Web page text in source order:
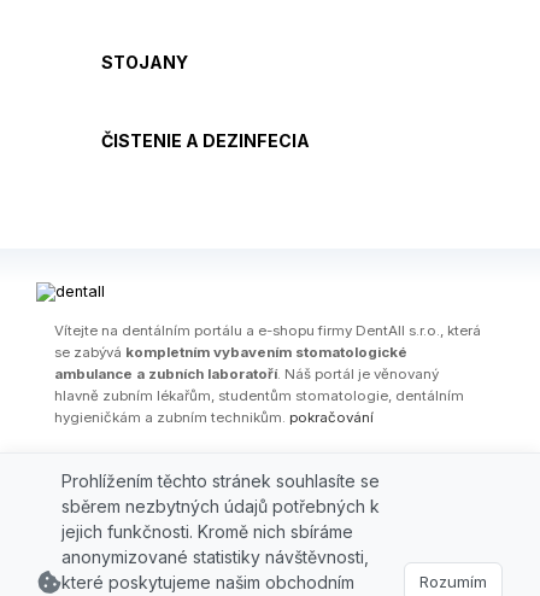
STOJANY
ČISTENIE A DEZINFECIA
Ví­tejte na dentálním portálu a e-shopu firmy DentAll s.r.o., která
se zabývá kompletním vybavením stomatologické
ambulance a zubních laboratoří. Náš portál je věnovaný
hlavně zubním lékařům, studentům stomatologie, dentálním
hygieničkám a zubním technikům. pokračování
LETÁKY|ŠKOLENÍ / WEBINÁŘE | ODBORNÉ ČLÁNKY
VÝPRODEJ
© 2026 DENTALL, spol. s r.o., Grafická 827/16, 15000 Praha 5,
e-mail:obchod@dentall.cz
Tel.: +420 2 41 403 369, Fax: +420 2 41 403 369 | powered by
Prohlížením těchto stránek souhlasíte se
sběrem nezbytných údajů potřebných k
jejich funkčnosti. Kromě nich sbíráme
anonymizované statistiky návštěvnosti,
které poskytujeme našim obchodním
Rozumím